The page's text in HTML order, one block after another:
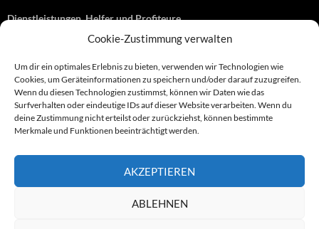
Cookie-Zustimmung verwalten
Um dir ein optimales Erlebnis zu bieten, verwenden wir Technologien wie
Cookies, um Geräteinformationen zu speichern und/oder darauf zuzugreifen.
Wenn du diesen Technologien zustimmst, können wir Daten wie das
Surfverhalten oder eindeutige IDs auf dieser Website verarbeiten. Wenn du
deine Zustimmung nicht erteilst oder zurückziehst, können bestimmte
Merkmale und Funktionen beeinträchtigt werden.
AKZEPTIEREN
ABLEHNEN
Dienstleistungen, Helfer und Profiteure
Anonymisierungsdienste, VPN- und Web-Proxy…
Bezahlsysteme, Finanzdienstleister und…
Bürodienstleister, Firmengründer- und/oder…
Datenhändler, Adressbroker und zielgerichtetes…
Hosting, Routing, Provider, Domain-, Web- und…
Inkasso, Forderungsmanagement und eintreibende…
Spieleanbieter, Online- und Browsergames
Partnerprogramme, Vertriebskanäle- und…
Telekommunikationsdienstleister, Internet…
Vereine, Verbände, Vereinigungen und Lobbyisten
Web-Rotlichtbezirk, Erotik- und XXX-Anbieter
Sonstige Dienstleister, Profiteure und Kooperationen